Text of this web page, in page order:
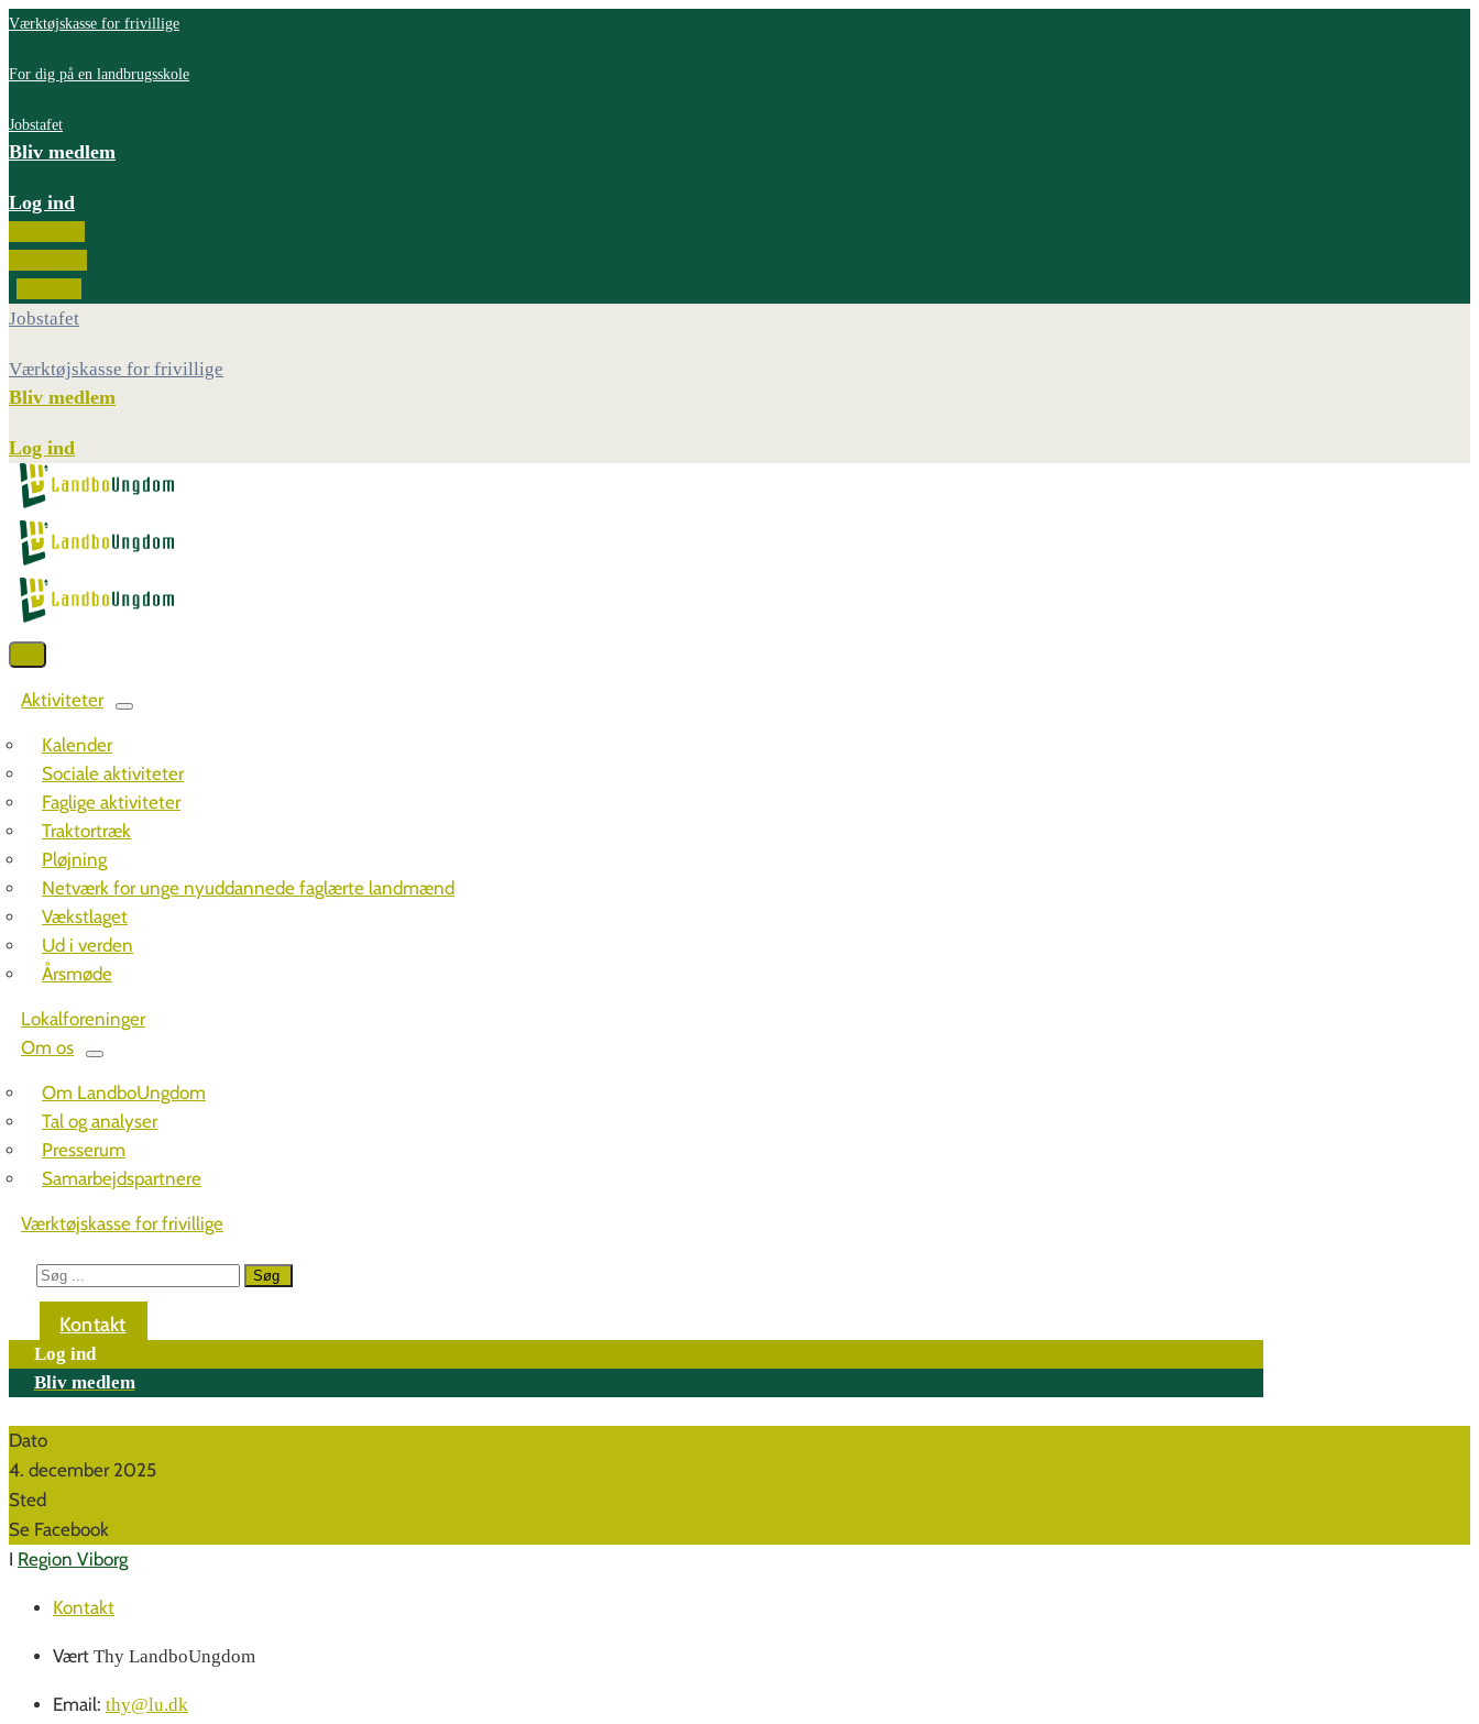
Værktøjskasse for frivillige
For dig på en landbrugsskole
Jobstafet
Bliv medlem
Log ind
Jobstafet
Værktøjskasse for frivillige
Bliv medlem
Log ind
Aktiviteter
Kalender
Sociale aktiviteter
Faglige aktiviteter
Traktortræk
Pløjning
Netværk for unge nyuddannede faglærte landmænd
Vækstlaget
Ud i verden
Årsmøde
Lokalforeninger
Om os
Om LandboUngdom
Tal og analyser
Presserum
Samarbejdspartnere
Værktøjskasse for frivillige
Kontakt
Log ind
Bliv medlem
Dato
4. december 2025
Sted
Se Facebook
I Region Viborg
Kontakt
Vært Thy LandboUngdom
Email: thy@lu.dk